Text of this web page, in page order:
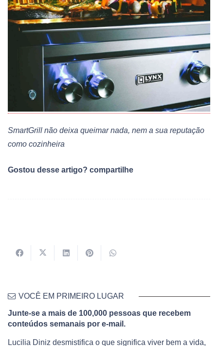
SmartGrill não deixa queimar nada, nem a sua reputação
como cozinheira
Gostou desse artigo? compartilhe
VOCÊ EM PRIMEIRO LUGAR
Junte-se a mais de 100,000 pessoas que recebem
conteúdos semanais por e-mail.
Lucilia Diniz desmistifica o que significa viver bem a vida,